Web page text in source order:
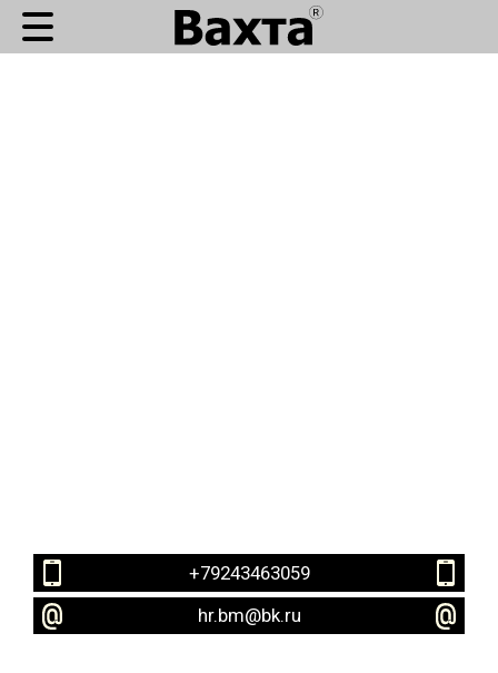
+79243463059
hr.bm@bk.ru